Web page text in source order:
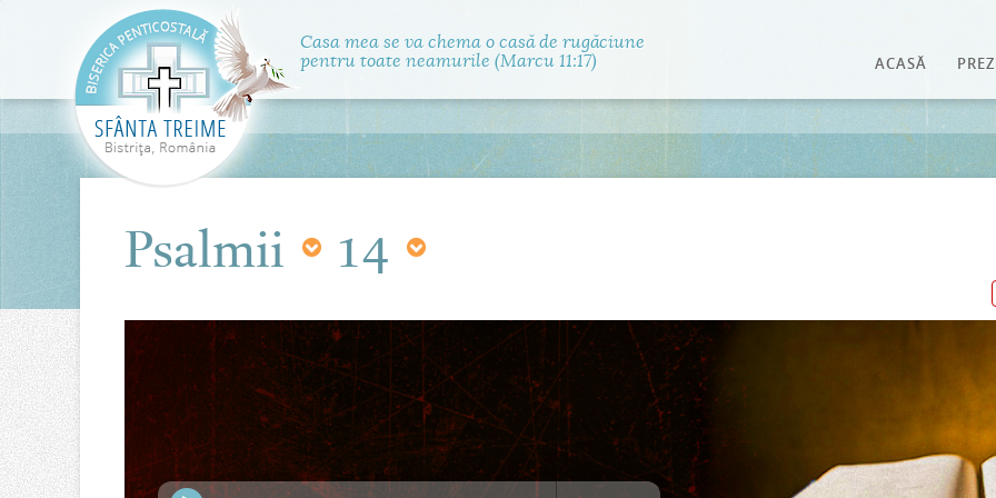
Casa mea se va chema o casă de rugăciune
pentru toate neamurile (Marcu 11:17)
ACASĂ
Psalmii 14